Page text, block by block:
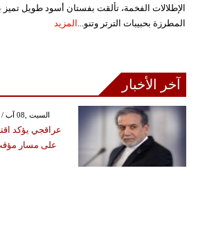
الإطلالات الفخمة، تألقت بفستان أسود طويل تميز
المطرزة بحبيبات الترتر وتنو... المزيد
آخر الأخبار
GMT 13:23 2026 السبت ,08 آب / أغسطس
عراقجي يؤكد
على مسار